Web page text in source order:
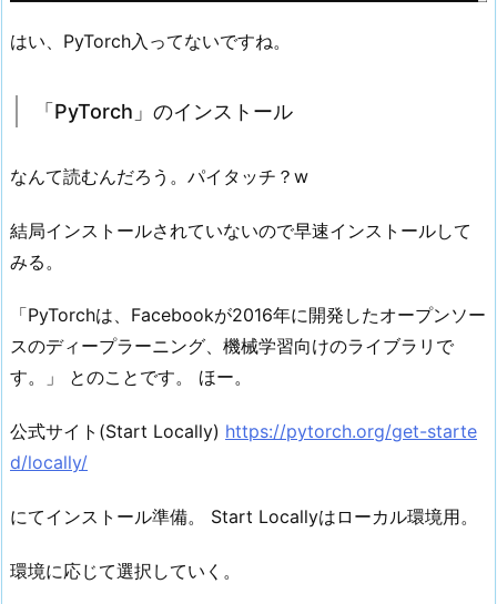
はい、PyTorch入ってないですね。
「PyTorch」のインストール
なんて読むんだろう。パイタッチ？w
結局インストールされていないので早速インストールして
みる。
「PyTorchは、Facebookが2016年に開発したオープンソー
スのディープラーニング、機械学習向けのライブラリで
す。」 とのことです。 ほー。
公式サイト(Start Locally) https://pytorch.org/get-starte
d/locally/
にてインストール準備。 Start Locallyはローカル環境用。
環境に応じて選択していく。